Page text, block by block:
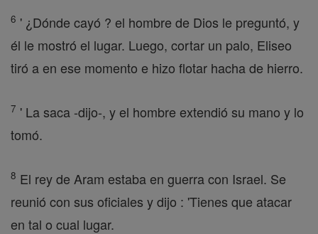
6 ' ¿Dónde cayó ? el hombre de Dios le preguntó, y
él le mostró el lugar. Luego, cortar un palo, Eliseo
tiró a en ese momento e hizo flotar hacha de hierro.
7 ' La saca -dijo-, y el hombre extendió su mano y lo
tomó.
8 El rey de Aram estaba en guerra con Israel. Se
reunió con sus oficiales y dijo : 'Tienes que atacar
en tal o cual lugar.